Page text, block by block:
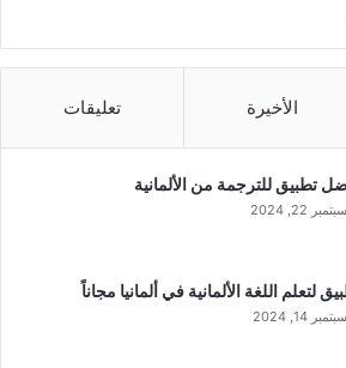
الأخيرة تعليقات
تطبيق للترجمة من الألمانية
سبتمبر 22, 2024
لتعلم اللغة الألمانية في ألمانيا مجاناً
سبتمبر 14, 2024